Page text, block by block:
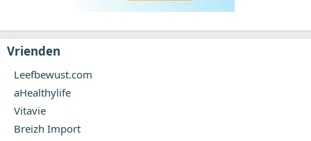
Vrienden
Leefbewust.com
aHealthylife
Vitavie
Breizh Import